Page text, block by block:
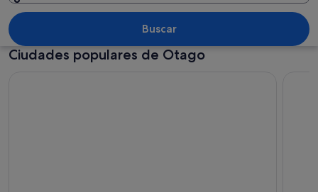
Un pueblo costero con un lago,
Buscar
Ciudades populares de Otago